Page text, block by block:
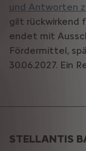
und Antworten
gilt rückwirkend
endet mit
Fördermittel,
30.06.2027. Ein
STELLANTIS